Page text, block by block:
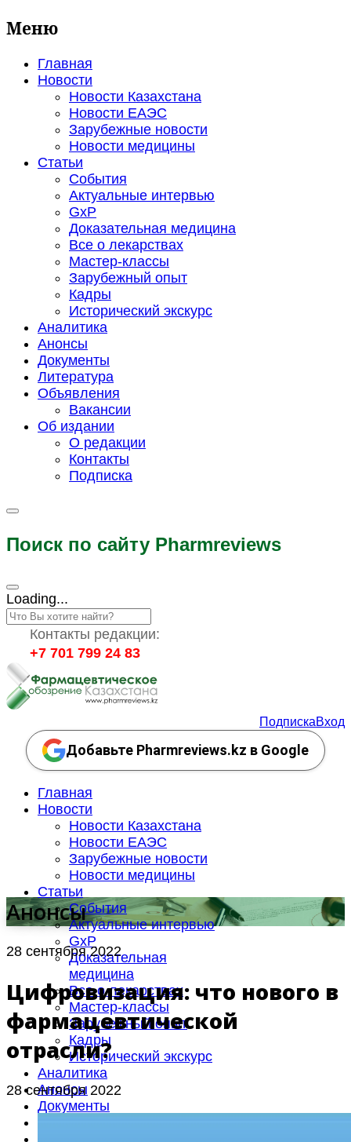
Меню
Главная
Новости
Новости Казахстана
Новости ЕАЭС
Зарубежные новости
Новости медицины
Статьи
События
Актуальные интервью
GxP
Доказательная медицина
Все о лекарствах
Мастер-классы
Зарубежный опыт
Кадры
Исторический экскурс
Аналитика
Анонсы
Документы
Литература
Объявления
Вакансии
Об издании
О редакции
Контакты
Подписка
Поиск по сайту Pharmreviews
Loading...
Контакты редакции:
+7 701 799 24 83
ПодпискаВход
Добавьте Pharmreviews.kz в Google
Главная
Новости
Новости Казахстана
Новости ЕАЭС
Зарубежные новости
Новости медицины
Статьи
События
Актуальные интервью
GxP
Доказательная
медицина
Все о лекарствах
Мастер-классы
Зарубежный опыт
Кадры
Исторический экскурс
Аналитика
Анонсы
Документы
Анонсы
28 сентября 2022
Цифровизация: что нового в
фармацевтической
отрасли?
28 сентября 2022